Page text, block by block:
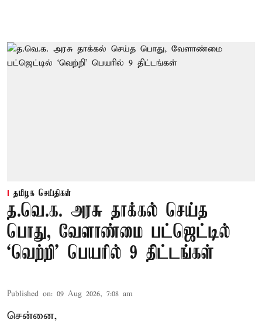
தமிழக செய்திகள்
த.வெ.க. அரசு தாக்கல் செய்த
பொது, வேளாண்மை பட்ஜெட்டில்
‘வெற்றி’ பெயரில் 9 திட்டங்கள்
Published on: 09 Aug 2026, 7:08 am
சென்னை,